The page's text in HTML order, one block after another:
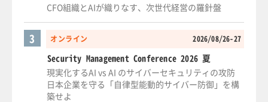
CFO組織とAIが織りなす、次世代経営の羅針盤
オンライン 2026/08/26-27
3
Security Management Conference 2026 夏
現実化するAI vs AI のサイバーセキュリティの攻防
日本企業を守る「自律型能動的サイバー防御」を構
築せよ